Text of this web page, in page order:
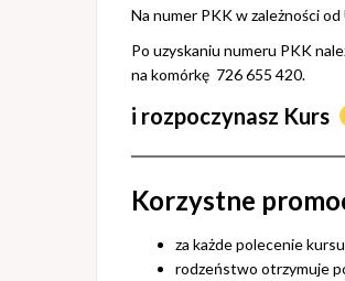
Na numer PKK w zależności
Po uzyskaniu numeru PKK
na komórkę 726 655 420.
i rozpoczynasz Kurs
Korzystne
za każde polecenie
rodzeństwo otrzymuje